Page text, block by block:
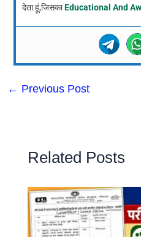
देता हूं,जिसकाEducational And
← Previous Post
Related Posts